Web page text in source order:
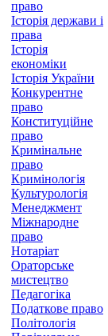
право
Історія держави і
права
Історія
економіки
Історія України
Конкурентне
право
Конституційне
право
Кримінальне
право
Кримінологія
Культурологія
Менеджмент
Міжнародне
право
Нотаріат
Ораторське
мистецтво
Педагогіка
Податкове право
Політологія